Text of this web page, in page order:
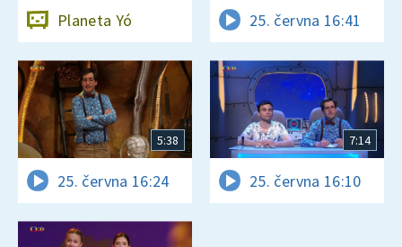
Planeta Yó 25. června 16:41
5:38
25. června 16:24
7:14
25. června 16:10